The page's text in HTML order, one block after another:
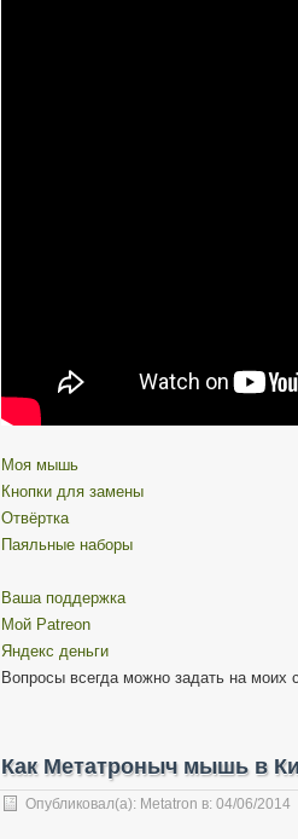
Моя мышь
Кнопки для замены
Отвёртка
Паяльные наборы
Ваша поддержка
Мой Patreon
Яндекс деньги
Вопросы всегда можно задать на моих
Как Метатроныч мышь в
Опубликовал(а): Metatron в: 04/06/2014